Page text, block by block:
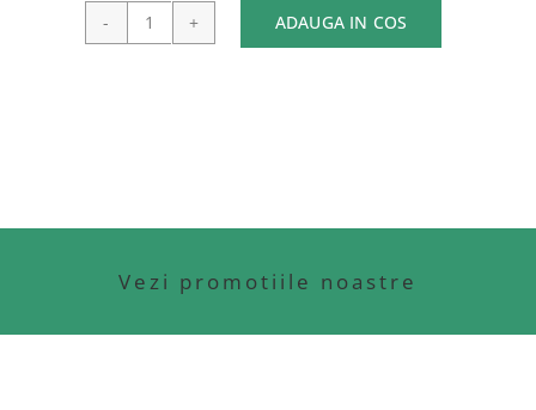
Cantitate
STICLA
ADAUGA IN COS
Vezi promotiile noastre